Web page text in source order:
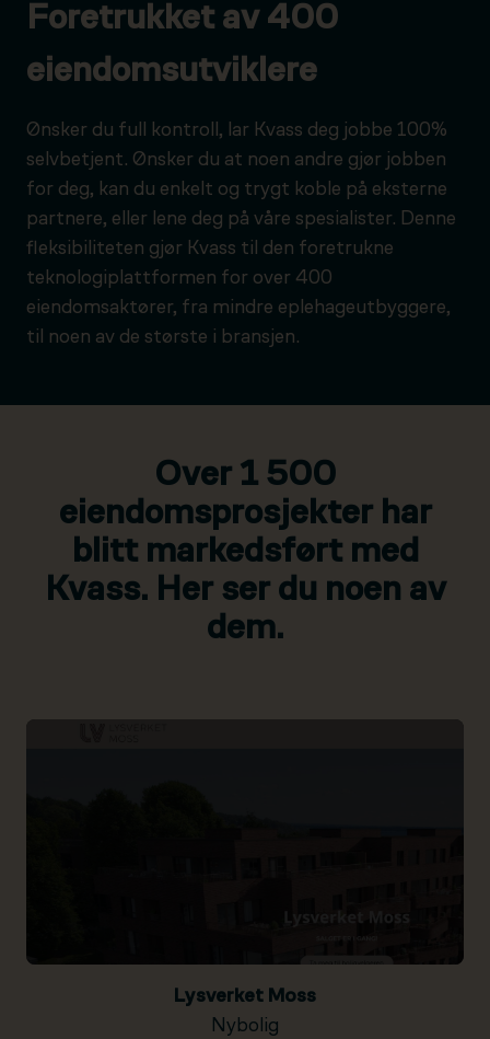
Foretrukket av 400
eiendomsutviklere
Ønsker du full kontroll, lar Kvass deg jobbe 100%
selvbetjent. Ønsker du at noen andre gjør jobben
for deg, kan du enkelt og trygt koble på eksterne
partnere, eller lene deg på våre spesialister. Denne
fleksibiliteten gjør Kvass til den foretrukne
teknologiplattformen for over 400
eiendomsaktører, fra mindre eplehageutbyggere,
til noen av de største i bransjen.
Over 1 500
eiendomsprosjekter har
blitt markedsført med
Kvass. Her ser du noen av
dem.
Lysverket Moss
Nybolig